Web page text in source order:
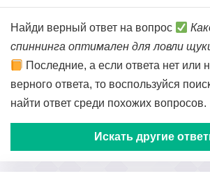
Найди верный ответ на вопрос
спиннинга оптимален для ловли
Последние, а если ответа нет или
верного ответа, то воспользуйся
найти ответ среди похожих вопросов.
Искать другие